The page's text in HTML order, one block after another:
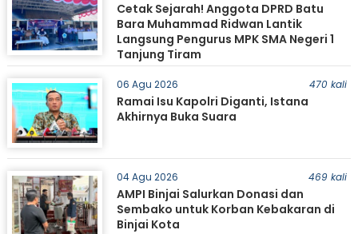
Cetak Sejarah! Anggota DPRD Batu
Bara Muhammad Ridwan Lantik
Langsung Pengurus MPK SMA Negeri 1
Tanjung Tiram
06 Agu 2026 470 kali
Ramai Isu Kapolri Diganti, Istana
Akhirnya Buka Suara
04 Agu 2026 469 kali
AMPI Binjai Salurkan Donasi dan
Sembako untuk Korban Kebakaran di
Binjai Kota